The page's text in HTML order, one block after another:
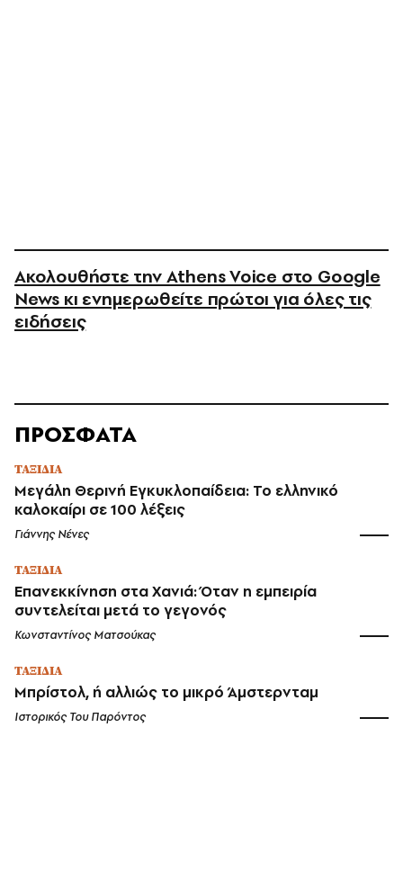
Ακολουθήστε την Athens Voice στο Google
News κι ενημερωθείτε πρώτοι για όλες τις
ειδήσεις
ΠΡΟΣΦΑΤΑ
ΤΑΞΙΔΙΑ
Μεγάλη Θερινή Εγκυκλοπαίδεια: Το ελληνικό
καλοκαίρι σε 100 λέξεις
Γιάννης Νένες
ΤΑΞΙΔΙΑ
Επανεκκίνηση στα Χανιά: Όταν η εμπειρία
συντελείται μετά το γεγονός
Κωνσταντίνος Ματσούκας
ΤΑΞΙΔΙΑ
Μπρίστολ, ή αλλιώς το μικρό Άμστερνταμ
Ιστορικός Του Παρόντος